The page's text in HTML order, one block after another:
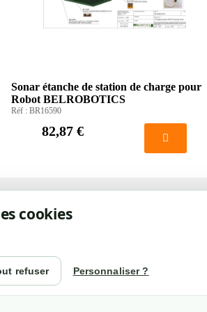
cookies
refuser Personnaliser ?
Sonar étanche de station de charge pour
Robot BELROBOTICS
Réf : BR16590
82,87 €
Contactez-nous
Plan du site
Magasin
Mentions légales